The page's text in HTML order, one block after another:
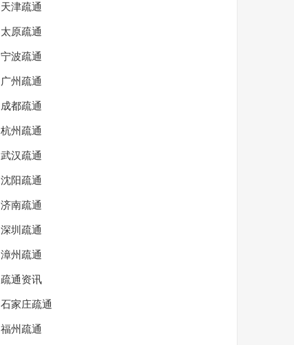
天津疏通
太原疏通
宁波疏通
广州疏通
成都疏通
杭州疏通
武汉疏通
沈阳疏通
济南疏通
深圳疏通
漳州疏通
疏通资讯
石家庄疏通
福州疏通